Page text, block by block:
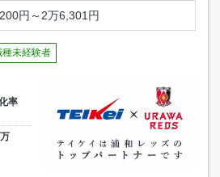
円～2万6,301円
種未経験者
率